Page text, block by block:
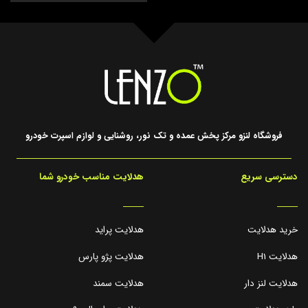
فروشگاه لنزو مرکز پخش عمده و تک نور، روشنایی و لوازم اسپرت خودرو
دسترسی سریع
_____
خرید هدلایت
هدلایت H1
هدلایت لنز دار
هدلایت مناسب خودرو شما
_____
هدلایت پراید
هدلایت پژو پارس
هدلایت سمند